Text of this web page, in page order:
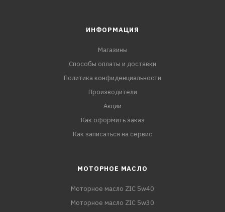
ИНФОРМАЦИЯ
Магазины
Способы оплаты и доставки
Политика конфиденциальности
Производители
Акции
Как оформить заказ
Как записаться на сервис
МОТОРНОЕ МАСЛО
Моторное масло ZIC 5w40
Моторное масло ZIC 5w30